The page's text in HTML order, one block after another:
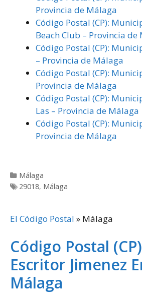
Provincia de Málaga
Código Postal (CP):
Beach Club – Provincia de
Código Postal (CP):
– Provincia de Málaga
Código Postal (CP):
Provincia de Málaga
Código Postal (CP):
Las – Provincia de Málaga
Código Postal (CP):
Provincia de Málaga
Categorías
Málaga
Etiquetas
29018, Málaga
El Código Postal » Málaga
Código Postal
Escritor Jimenez
Málaga